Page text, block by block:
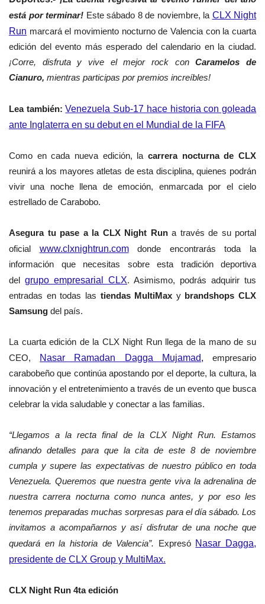
está por terminar! Este sábado 8 de noviembre, la CLX Night
Run marcará el movimiento nocturno de Valencia con la cuarta
edición del evento más esperado del calendario en la ciudad.
¡Corre, disfruta y vive el mejor rock conCaramelos de
Cianuro, mientras participas por premios increíbles!
Lea también:Venezuela Sub-17 hace historia con goleada
ante Inglaterra en su debut en el Mundial de la FIFA
Como en cada nueva edición, la carrera nocturna de CLX
reunirá a los mayores atletas de esta disciplina, quienes podrán
vivir una noche llena de emoción, enmarcada por el cielo
estrellado de Carabobo.
Asegura tu pase a la CLX Night Runa través de su portal
oficial www.clxnightrun.comdonde encontrarás toda la
información que necesitas sobre esta tradición deportiva
del grupo empresarial CLX. Asimismo, podrás adquirir tus
entradas en todas las tiendas MultiMax y brandshops CLX
Samsung del país.
La cuarta edición de la CLX Night Run llega de la mano de su
CEO,
Nasar Ramadan Dagga Mujamad, empresario
carabobeño que continúa apostando por el deporte, la cultura, la
innovación y el entretenimiento a través de un evento que busca
celebrar la vida saludable y conectar a las familias.
“Llegamos a la recta final de la CLX Night Run. Estamos
afinando detalles para que la cita de este 8 de noviembre
cumpla y supere las expectativas de nuestro público en toda
Venezuela. Queremos que nuestra gente viva la adrenalina de
nuestra carrera nocturna como nunca antes, y por eso les
tenemos preparadas muchas sorpresas para el día sábado. Los
invitamos a acompañarnos y así disfrutar de una noche que
quedará en la historia de Valencia”. Expresó Nasar Dagga,
presidente de CLX Group y MultiMax.
CLX Night Run 4ta edición